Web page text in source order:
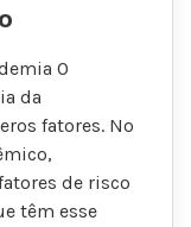
O
da
fatores. No
de risco
têm esse